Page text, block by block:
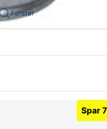
Forstør
Spar